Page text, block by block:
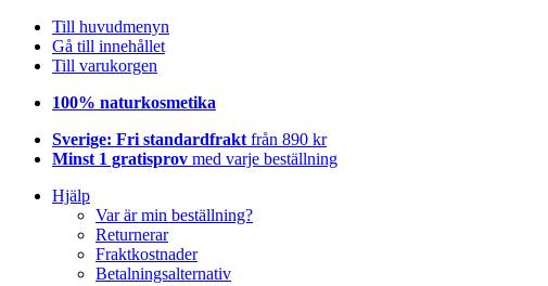
Till huvudmenyn
Gå till innehållet
Till varukorgen
100% naturkosmetika
Sverige: Fri standardfrakt från 890 kr
Minst 1 gratisprov med varje beställning
Hjälp
Var är min beställning?
Returnerar
Fraktkostnader
Betalningsalternativ